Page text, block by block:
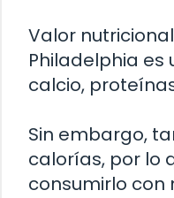
Valor
Philadelphia es
calcio,
Sin embargo,
calorías, por lo
consumirlo con